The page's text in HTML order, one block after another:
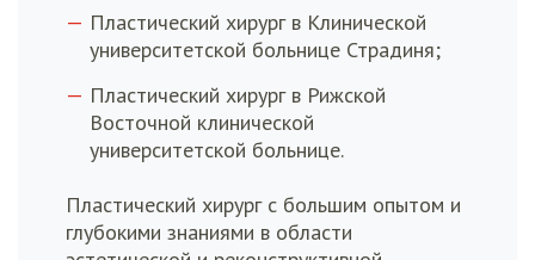
Пластический хирург в Клинической
университетской больнице Страдиня;
Пластический хирург в Рижской
Восточной клинической
университетской больнице.
Пластический хирург с большим опытом и
глубокими знаниями в области